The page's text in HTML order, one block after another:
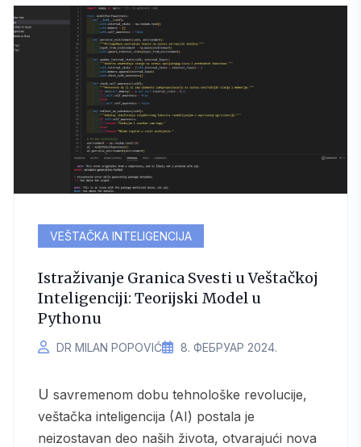
VEŠTAČKA INTELIGENCIJA
Istraživanje Granica Svesti u Veštačkoj
Inteligenciji: Teorijski Model u
Pythonu
DR MILAN POPOVIĆ 8. ФЕБРУАР 2024.
U savremenom dobu tehnološke revolucije,
veštačka inteligencija (AI) postala je
neizostavan deo naših života, otvarajući nova